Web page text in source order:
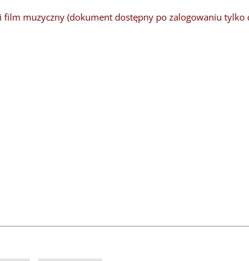
film muzyczny (dokument dostępny po zalogowaniu